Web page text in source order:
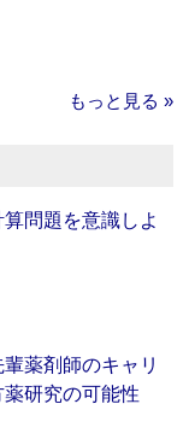
もっと見る »
算問題を意識しよ
輩薬剤師のキャリ
薬研究の可能性